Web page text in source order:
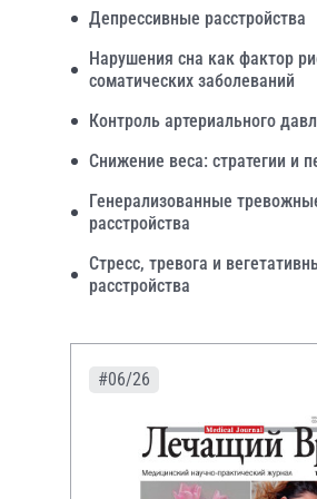
Депрессивные расстройства
Нарушения сна как фактор
соматических заболеваний
Контроль артериального
Снижение веса: стратегии и
Генерализованные
расстройства
Стресс, тревога и
расстройства
#06/26